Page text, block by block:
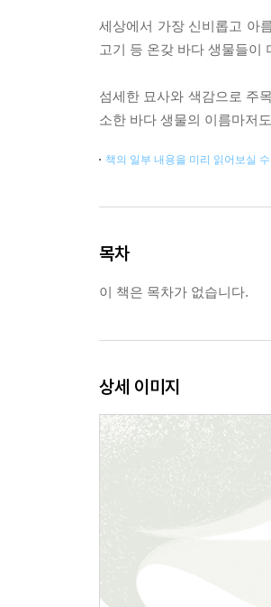
세상에서 가장 신비롭고 아
고기 등 온갖 바다 생물들이
섬세한 묘사와 색감으로 주
소한 바다 생물의 이름마저
책의 일부 내용을 미리 읽어보실
목차
이 책은 목차가 없습니다.
상세 이미지